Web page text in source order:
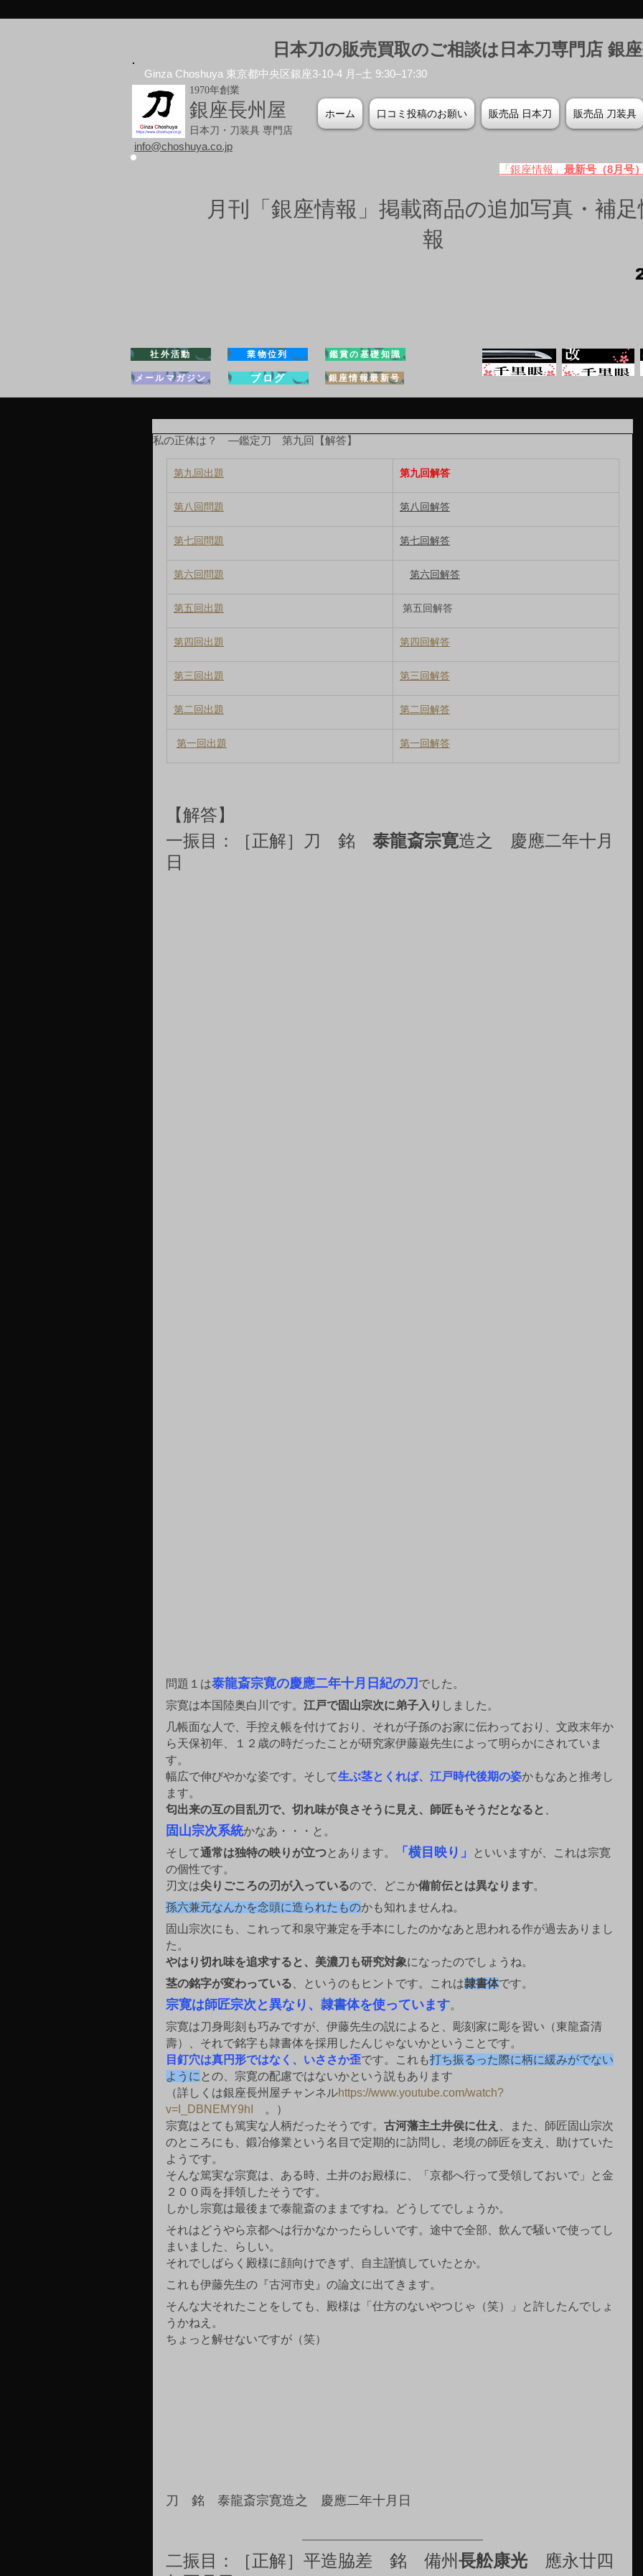
日本刀の販売買取のご相談は日本刀専門店 銀
Ginza Choshuya 東京都中央区銀座3-10-4 月–土 9:30–17:30
1970年創業
銀座長州屋
日本刀・刀装具 専門店
ホーム 口コミ投稿のお願い 販売品 日本刀 販売品 刀装具
info@choshuya.co.jp
「銀座情報」 最新号（8月号
月刊「銀座情報」掲載商品の追加写真・補足
報
社外活動 業物位列 鑑賞の基礎知識
メールマガジン ブログ 銀座情報最新号
私の正体は？ ―鑑定刀 第九回【解答】
第九回出題 第九回解答
第八回問題 第八回解答
第七回問題 第七回解答
第六回問題 第六回解答
第五回出題 第五回解答
第四回出題 第四回解答
第三回出題 第三回解答
第二回出題 第二回解答
第一回出題 第一回解答
【解答】
一振目：［正解］
刀　銘 泰龍斎宗寛造之　慶應二年十月
日
問題１は泰龍斎宗寛の慶應二年十月日紀の刀 でした。
宗寛は本国陸奥白川です。 江戸で固山宗次に弟子入り しました。
几帳面な人で、手控え帳を付けており、それが子孫のお家に伝わっており、文政末年か
ら天保初年、１２歳の時だったことが研究家伊藤巌先生によって明らかにされていま
す。
幅広で伸びやかな姿です。そして生ぶ茎とくれば、江戸時代後期の姿かもなあと推考し
ます。
匂出来の互の目乱刃で、切れ味が良さそうに見え、師匠もそうだとなると
固山宗次系統かなあ・・・と。
そして通常は独特の映りが立つとあります。 「横目映り」
といいますが、これは宗寛
の個性です。
刃文は尖りごころの刃が入っているので、どこか備前伝とは異なります。
孫六兼元なんかを念頭に造られたものかも知れませんね。
固山宗次にも、これって和泉守兼定を手本にしたのかなあと思われる作が過去ありまし
た。
やはり切れ味を追求すると、美濃刀も研究対象になったのでしょうね。
茎の銘字が変わっている 、というのもヒントです。これは隷書体です。
宗寛は師匠宗次と異なり、隷書体を使っています。
宗寛は刀身彫刻も巧みですが、伊藤先生の説によると、彫刻家に彫を習い（東龍斎清
壽）、それで銘字も隷書体を採用したんじゃないかということです。
目釘穴は真円形ではなく、いささか歪です。これも打ち振るった際に柄に緩みがでない
ように との、宗寛の配慮ではないかという説もあります
（詳しくは銀座長州屋チャンネルhttps://www.youtube.com/watch?
v=I_DBNEMY9hI
。）
宗寛はとても篤実な人柄だったそうです。 古河藩主土井侯に仕え
、また、師匠固山宗次
のところにも、鍛冶修業という名目で定期的に訪問し、老境の師匠を支え、助けていた
ようです。
そんな篤実な宗寛は、ある時、土井のお殿様に、「京都へ行って受領しておいで」と金
２００両を拝領したそうです。
しかし宗寛は最後まで泰龍斎のままですね。どうしてでしょうか。
それはどうやら京都へは行かなかったらしいです。途中で全部、飲んで騒いで使ってし
まいました、らしい。
それでしばらく殿様に顔向けできず、自主謹慎していたとか。
これも伊藤先生の『古河市史』の論文に出てきます。
そんな大それたことをしても、殿様は「仕方のないやつじゃ（笑）」と許したんでしょ
うかねえ。
ちょっと解せないですが（笑）
刀　銘　泰龍斎宗寛造之　慶應二年十月日
二振目：［正解］ 平造脇差　銘　備州長舩康光 應永廿四